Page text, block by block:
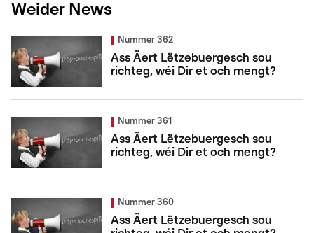
Weider News
Nummer 362
Ass Äert Lëtzebuergesch sou
richteg, wéi Dir et och mengt?
Nummer 361
Ass Äert Lëtzebuergesch sou
richteg, wéi Dir et och mengt?
Nummer 360
Ass Äert Lëtzebuergesch sou